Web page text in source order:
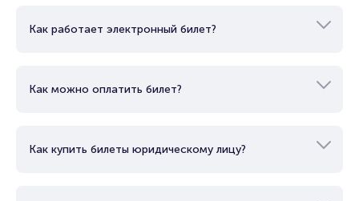
Как работает электронный билет?
Как можно оплатить билет?
Как купить билеты юридическому лицу?